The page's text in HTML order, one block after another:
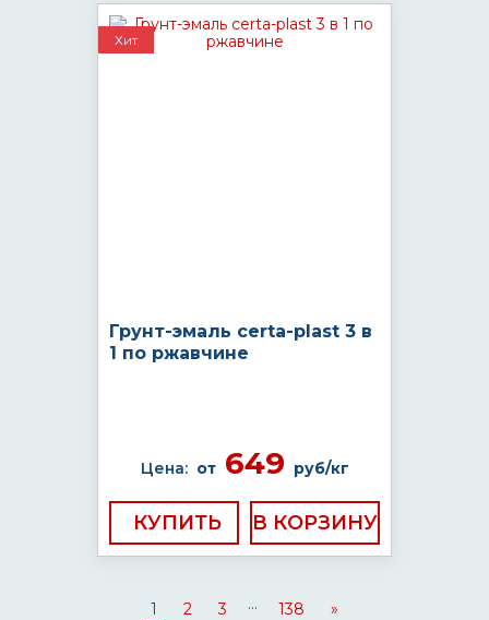
Хит
Грунт-эмаль certa-plast 3 в
1 по ржавчине
Цена: от649 руб/кг
КУПИТЬ
1 2 3 ... 138 »